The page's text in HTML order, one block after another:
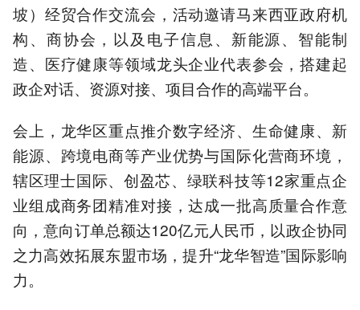
坡）经贸合作交流会，活动邀请马来西亚政府机
构、商协会，以及电子信息、新能源、智能制
造、医疗健康等领域龙头企业代表参会，搭建起
政企对话、资源对接、项目合作的高端平台。
会上，龙华区重点推介数字经济、生命健康、新
能源、跨境电商等产业优势与国际化营商环境，
辖区理士国际、创盈芯、绿联科技等12家重点企
业组成商务团精准对接，达成一批高质量合作意
向，意向订单总额达120亿元人民币，以政企协同
之力高效拓展东盟市场，提升“龙华智造”国际影响
力。